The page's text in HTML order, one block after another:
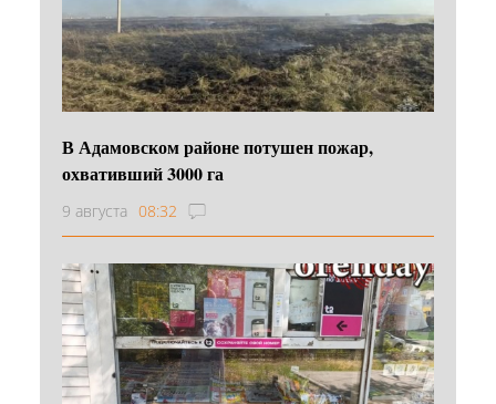
В Адамовском районе потушен пожар,
охвативший 3000 га
9 августа 08:32